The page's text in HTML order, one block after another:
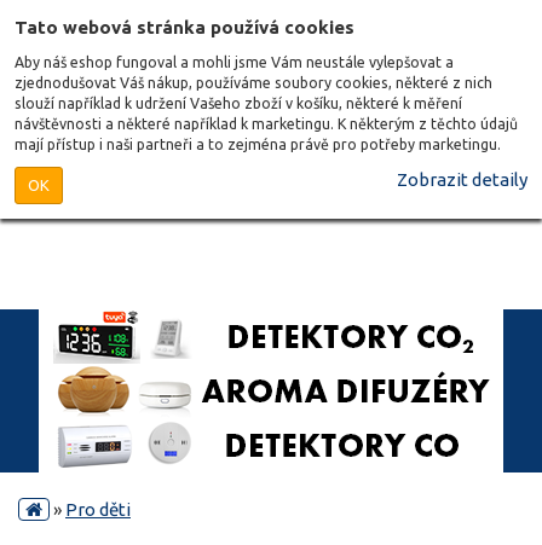
Tato webová stránka používá cookies
Aby náš eshop fungoval a mohli jsme Vám neustále vylepšovat a
zjednodušovat Váš nákup, používáme soubory cookies, některé z nich
slouží například k udržení Vašeho zboží v košíku, některé k měření
návštěvnosti a některé například k marketingu. K některým z těchto údajů
mají přístup i naši partneři a to zejména právě pro potřeby marketingu.
OK Zobrazit detaily
» Pro děti